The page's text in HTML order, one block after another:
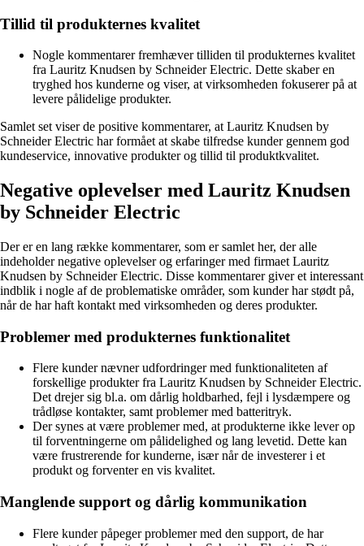
Tillid til produkternes kvalitet
Nogle kommentarer fremhæver tilliden til produkternes kvalitet
fra Lauritz Knudsen by Schneider Electric. Dette skaber en
tryghed hos kunderne og viser, at virksomheden fokuserer på at
levere pålidelige produkter.
Samlet set viser de positive kommentarer, at Lauritz Knudsen by
Schneider Electric har formået at skabe tilfredse kunder gennem god
kundeservice, innovative produkter og tillid til produktkvalitet.
Negative oplevelser med Lauritz Knudsen
by Schneider Electric
Der er en lang række kommentarer, som er samlet her, der alle
indeholder negative oplevelser og erfaringer med firmaet Lauritz
Knudsen by Schneider Electric. Disse kommentarer giver et interessant
indblik i nogle af de problematiske områder, som kunder har stødt på,
når de har haft kontakt med virksomheden og deres produkter.
Problemer med produkternes funktionalitet
Flere kunder nævner udfordringer med funktionaliteten af
forskellige produkter fra Lauritz Knudsen by Schneider Electric.
Det drejer sig bl.a. om dårlig holdbarhed, fejl i lysdæmpere og
trådløse kontakter, samt problemer med batteritryk.
Der synes at være problemer med, at produkterne ikke lever op
til forventningerne om pålidelighed og lang levetid. Dette kan
være frustrerende for kunderne, især når de investerer i et
produkt og forventer en vis kvalitet.
Manglende support og dårlig kommunikation
Flere kunder påpeger problemer med den support, de har